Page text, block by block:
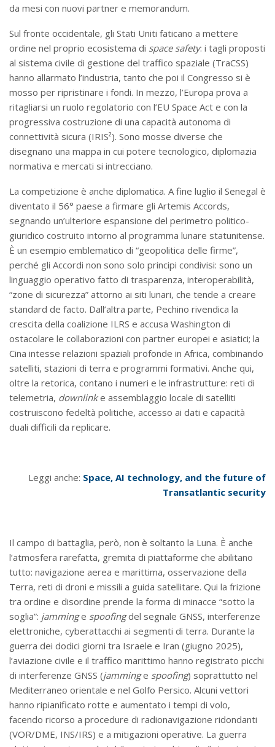
da mesi con nuovi partner e memorandum.
Sul fronte occidentale, gli Stati Uniti faticano a mettere
ordine nel proprio ecosistema di space safety: i tagli proposti
al sistema civile di gestione del traffico spaziale (TraCSS)
hanno allarmato l’industria, tanto che poi il Congresso si è
mosso per ripristinare i fondi. In mezzo, l’Europa prova a
ritagliarsi un ruolo regolatorio con l’EU Space Act e con la
progressiva costruzione di una capacità autonoma di
connettività sicura (IRIS²). Sono mosse diverse che
disegnano una mappa in cui potere tecnologico, diplomazia
normativa e mercati si intrecciano.
La competizione è anche diplomatica. A fine luglio il Senegal è
diventato il 56° paese a firmare gli Artemis Accords,
segnando un’ulteriore espansione del perimetro politico-
giuridico costruito intorno al programma lunare statunitense.
È un esempio emblematico di “geopolitica delle firme”,
perché gli Accordi non sono solo principi condivisi: sono un
linguaggio operativo fatto di trasparenza, interoperabilità,
“zone di sicurezza” attorno ai siti lunari, che tende a creare
standard de facto. Dall’altra parte, Pechino rivendica la
crescita della coalizione ILRS e accusa Washington di
ostacolare le collaborazioni con partner europei e asiatici; la
Cina intesse relazioni spaziali profonde in Africa, combinando
satelliti, stazioni di terra e programmi formativi. Anche qui,
oltre la retorica, contano i numeri e le infrastrutture: reti di
telemetria, downlinke assemblaggio locale di satelliti
costruiscono fedeltà politiche, accesso ai dati e capacità
duali difficili da replicare.
Leggi anche: Space, AI technology, and the future of
Transatlantic security
Il campo di battaglia, però, non è soltanto la Luna. È anche
l’atmosfera rarefatta, gremita di piattaforme che abilitano
tutto: navigazione aerea e marittima, osservazione della
Terra, reti di droni e missili a guida satellitare. Qui la frizione
tra ordine e disordine prende la forma di minacce “sotto la
soglia”: jamminge spoofingdel segnale GNSS, interferenze
elettroniche, cyberattacchi ai segmenti di terra. Durante la
guerra dei dodici giorni tra Israele e Iran (giugno 2025),
l’aviazione civile e il traffico marittimo hanno registrato picchi
di interferenze GNSS (jamminge spoofing) soprattutto nel
Mediterraneo orientale e nel Golfo Persico. Alcuni vettori
hanno ripianificato rotte e aumentato i tempi di volo,
facendo ricorso a procedure di radionavigazione ridondanti
(VOR/DME, INS/IRS) e a mitigazioni operative. La guerra